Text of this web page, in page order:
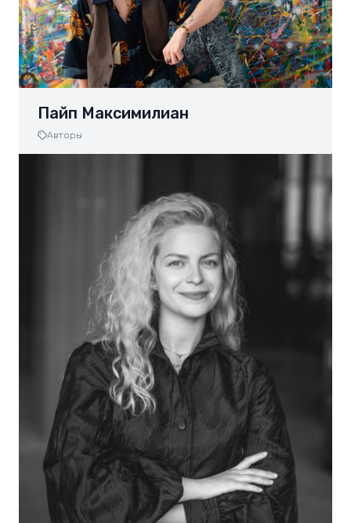
Пайп Максимилиан
Авторы